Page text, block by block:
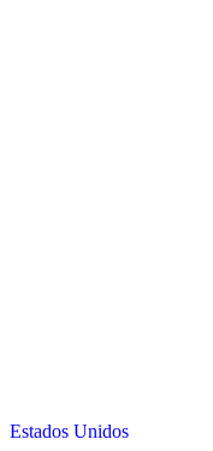
Estados Unidos